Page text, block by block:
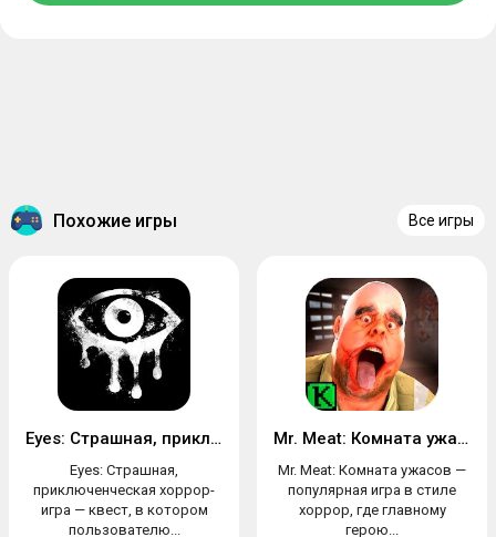
Похожие игры Все игры
Eyes: Страшная, приключенческая хоррор-игра
Eyes: Страшная,
приключенческая хоррор-
игра — квест, в котором
пользователю...
Mr. Meat: Комната ужасов
Mr. Meat: Комната ужасов —
популярная игра в стиле
хоррор, где главному
герою...